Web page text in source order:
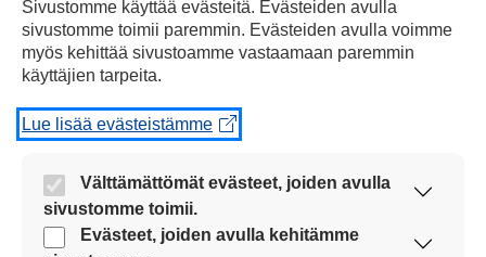
Yksi kommentti artikkeliin
”Kohudokumentti
presidentin kampanjasta”
samar dawoud
22.04.2014 klo 10:55
Sivustomme käyttää evästeitä. Evästeiden avulla
sivustomme toimii paremmin. Evästeiden avulla voimme
myös kehittää sivustoamme vastaamaan paremmin
käyttäjien tarpeita.
Lue lisää evästeistämme
Välttämättömät evästeet, joiden avulla
sivustomme toimii.
Nämä evästeet ovat aina käytössä, jotta
Evästeet, joiden avulla kehitämme